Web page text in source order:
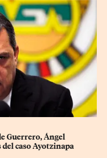
Guerrero, Ángel
caso Ayotzinapa